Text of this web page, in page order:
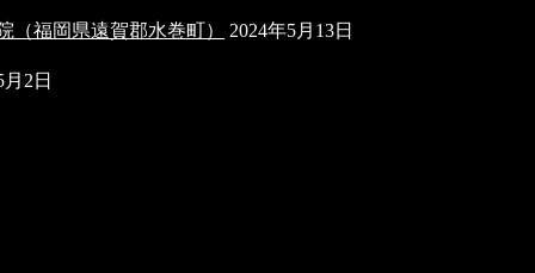
（福岡県遠賀郡水巻町）
2024年5月13日
2日